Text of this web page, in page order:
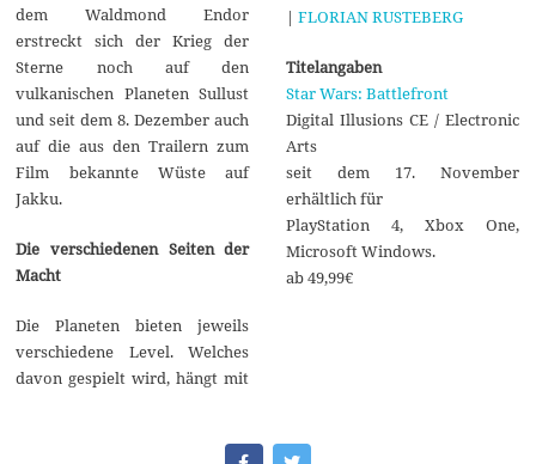
dem Waldmond Endor
erstreckt sich der Krieg der
Sterne noch auf den
vulkanischen Planeten Sullust
und seit dem 8. Dezember auch
auf die aus den Trailern zum
Film bekannte Wüste auf
Jakku.
Die verschiedenen Seiten der
Macht
Die Planeten bieten jeweils
verschiedene Level. Welches
davon gespielt wird, hängt mit
| FLORIAN RUSTEBERG
Titelangaben
Star Wars: Battlefront
Digital Illusions CE / Electronic
Arts
seit dem 17. November
erhältlich für
PlayStation 4, Xbox One,
Microsoft Windows.
ab 49,99€